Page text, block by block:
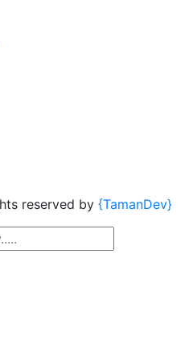
reserved by {TamanDev}